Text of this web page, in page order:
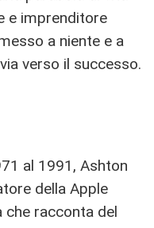
e imprenditore
a niente e a
verso il successo.
al 1991, Ashton
della Apple
che racconta del